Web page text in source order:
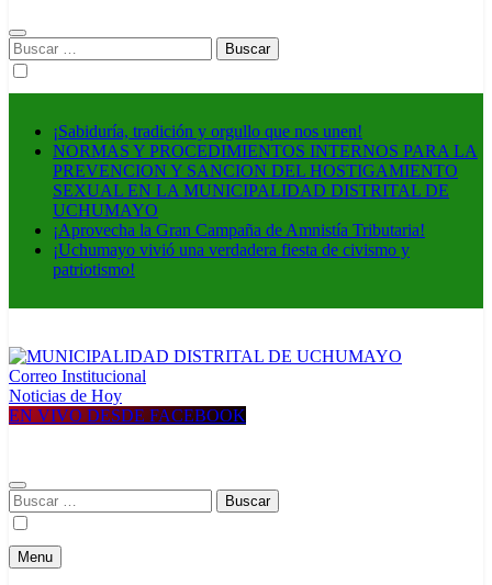
Buscar:
¡Sabiduría, tradición y orgullo que nos unen!
NORMAS Y PROCEDIMIENTOS INTERNOS PARA LA
PREVENCION Y SANCION DEL HOSTIGAMIENTO
SEXUAL EN LA MUNICIPALIDAD DISTRITAL DE
UCHUMAYO
¡Aprovecha la Gran Campaña de Amnistía Tributaria!
¡Uchumayo vivió una verdadera fiesta de civismo y
patriotismo!
MUNICIPALIDAD DISTRITAL DE UCHUMAYO
Construyendo una nueva Historia
Correo Institucional
Noticias de Hoy
EN VIVO DESDE FACEBOOK
Buscar:
Menu